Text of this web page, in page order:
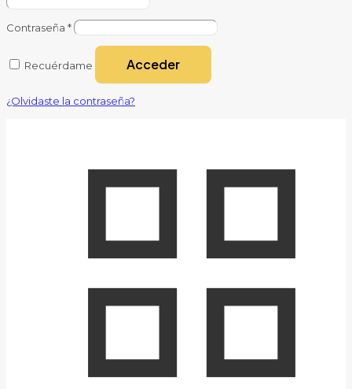
Contraseña *
Recuérdame Acceder
¿Olvidaste la contraseña?